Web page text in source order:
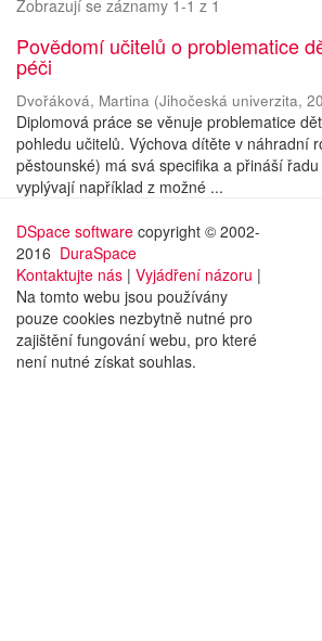
Zobrazují se záznamy 1-1 z 1
Povědomí učitelů o problematice
péči
Dvořáková, Martina (Jihočeská univerzita,
Diplomová práce se věnuje problematice
pohledu učitelů. Výchova dítěte v náhradní
pěstounské) má svá specifika a přináší
vyplývají například z možné ...
DSpace software copyright © 2002-
2016 DuraSpace
Kontaktujte nás | Vyjádření názoru |
Na tomto webu jsou používány
pouze cookies nezbytně nutné pro
zajištění fungování webu, pro které
není nutné získat souhlas.